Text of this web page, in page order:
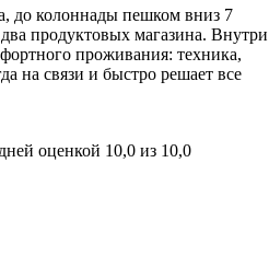
до колоннады пешком вниз 7
продуктовых магазина. Внутри
проживания: техника,
на связи и быстро решает все
оценкой 10,0 из 10,0